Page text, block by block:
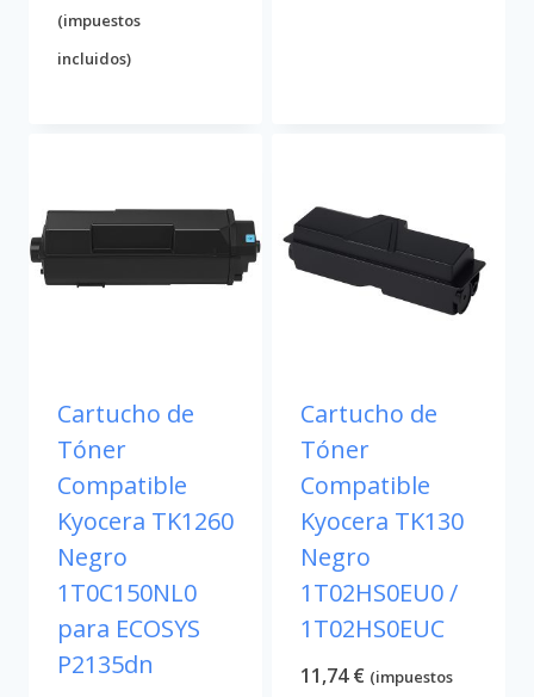
(impuestos
incluidos)
Cartucho de
Tóner
Compatible
Kyocera TK1260
Negro
1T0C150NL0
para ECOSYS
P2135dn
Cartucho de
Tóner
Compatible
Kyocera TK130
Negro
1T02HS0EU0 /
1T02HS0EUC
11,74€ (impuestos